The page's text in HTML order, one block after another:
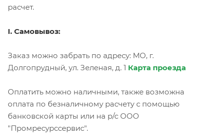
расчет.
I. Самовывоз:
Заказ можно забрать по адресу: МО, г.
Долгопрудный, ул. Зеленая, д. 1 Карта проезда
Оплатить можно наличными, также возможна
оплата по безналичному расчету с помощью
банковской карты или на р/с ООО
"Промресурссервис".